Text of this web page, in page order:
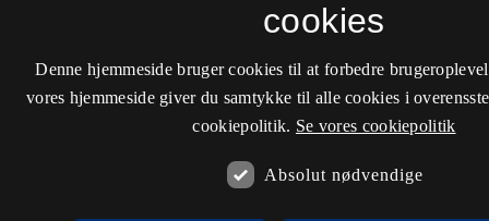
cookies
Denne hjemmeside bruger cookies til at forbedre
vores hjemmeside giver du samtykke til alle cookies i
cookiepolitik. Se vores cookiepolitik
Absolut nødvendige